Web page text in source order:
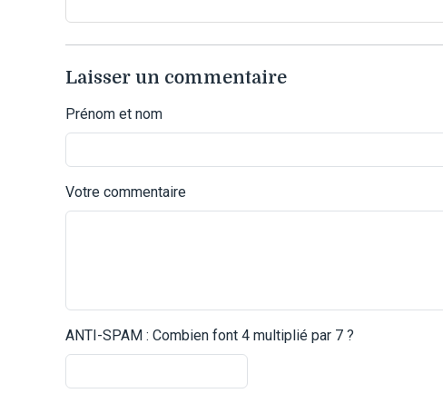
Laisser un commentaire
Prénom et nom
Votre commentaire
ANTI-SPAM : Combien font 4 multiplié par 7 ?